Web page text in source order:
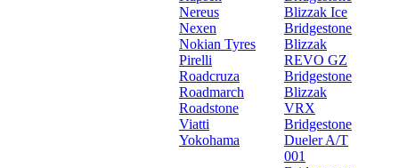
Nereus
Nexen
Nokian Tyres
Pirelli
Roadcruza
Roadmarch
Roadstone
Viatti
Yokohama
Blizzak Ice
Bridgestone
Blizzak
REVO GZ
Bridgestone
Blizzak
VRX
Bridgestone
Dueler A/T
001